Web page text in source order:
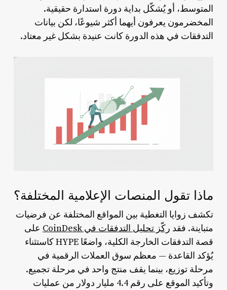
المتوسط، أو يُشكّل بداية دورة استدارة حقيقية.
المخضرمون يعرفون أيهما أكثر شيوعًا، لكن بيانات
التدفقات في هذه الدورة كانت عنيدة بشكل غير معتاد.
ماذا تقول المنصات الإعلامية المختلفة؟
تكشف زوايا التغطية بين المواقع المختلفة عن فرضيات
متباينة. فقد ركّز تحليل التدفقات في CoinDesk
على
قصة التدفقات الخارجة الكلية، واضعًا HYPE كاستثناء
يُؤكد القاعدة — معظم سوق العملات الرقمية في
مرحلة توزيع، بينما يقف منتج واحد في مرحلة تجميع.
وتأكيد الموقع على رقم 4.4 مليار دولار من عمليات